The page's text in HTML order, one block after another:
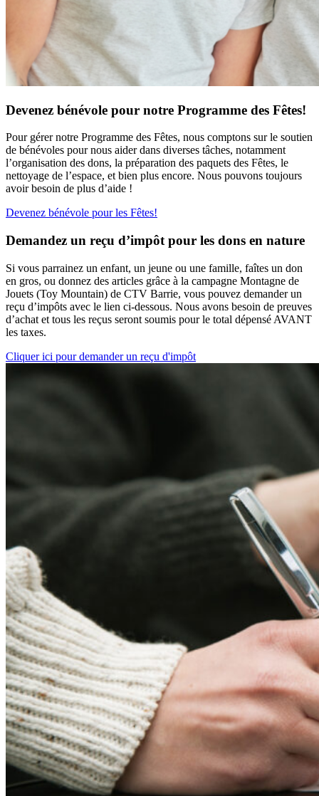
Devenez bénévole pour notre Programme des Fêtes!
Pour gérer notre Programme des Fêtes, nous comptons sur le soutien
de bénévoles pour nous aider dans diverses tâches, notamment
l’organisation des dons, la préparation des paquets des Fêtes, le
nettoyage de l’espace, et bien plus encore. Nous pouvons toujours
avoir besoin de plus d’aide !
Devenez bénévole pour les Fêtes!
Demandez un reçu d’impôt pour les dons en nature
Si vous parrainez un enfant, un jeune ou une famille, faîtes un don
en gros, ou donnez des articles grâce à la campagne Montagne de
Jouets (Toy Mountain) de CTV Barrie, vous pouvez demander un
reçu d’impôts avec le lien ci-dessous. Nous avons besoin de preuves
d’achat et tous les reçus seront soumis pour le total dépensé AVANT
les taxes.
Cliquer ici pour demander un reçu d'impôt